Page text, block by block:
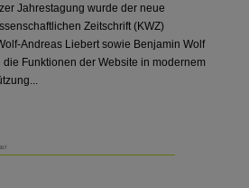
Jahrestagung wurde der neue
Zeitschrift (KWZ)
Andreas Liebert sowie Benjamin Wolf
Funktionen der Website in modernem